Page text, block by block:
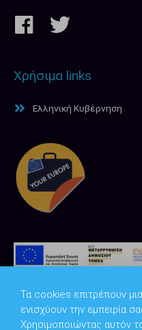
Χρήσιμα links
Ελληνική Κυβέρνηση
Τα cookies επιτρέπουν
ενισχύουν την εμπειρία
Χρησιμοποιώντας αυτόν